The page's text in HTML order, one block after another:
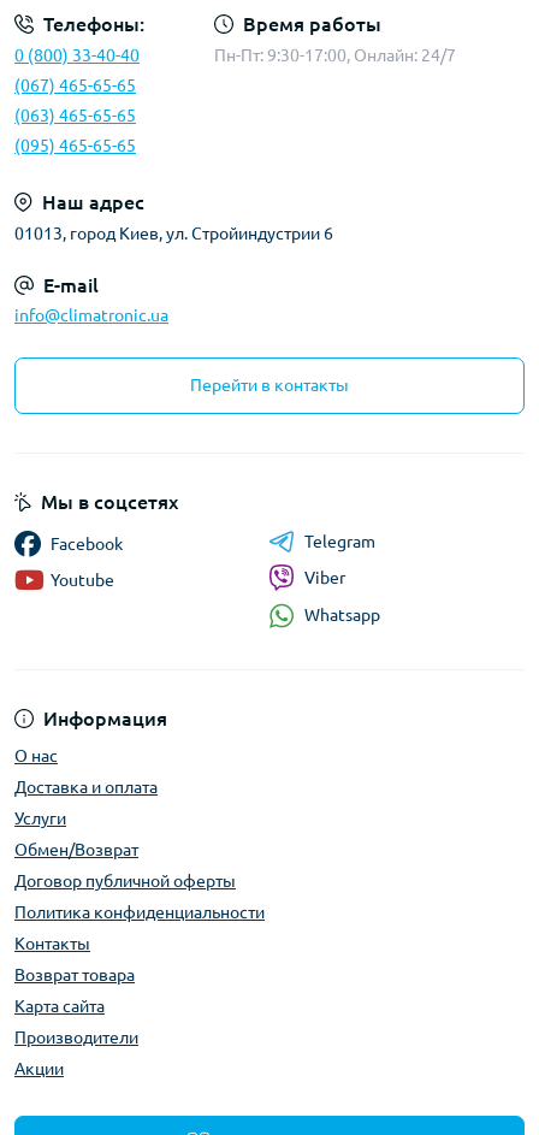
Телефоны:
0 (800) 33-40-40
(067) 465-65-65
(063) 465-65-65
(095) 465-65-65
Время работы
Пн-Пт: 9:30-17:00, Онлайн: 24/7
Наш адрес
01013, город Киев, ул. Стройиндустрии 6
E-mail
info@climatronic.ua
Перейти в контакты
Информация
О нас
Доставка и оплата
Услуги
Обмен/Возврат
Договор публичной оферты
Политика конфиденциальности
Контакты
Возврат товара
Карта сайта
Производители
Акции
Мы в соцсетях
Facebook
Youtube
Telegram
Viber
Whatsapp